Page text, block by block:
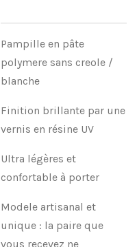
Pampille en pâte
polymere sans creole /
blanche
Finition brillante par une
vernis en résine UV
Ultra légères et
confortable à porter
Modele artisanal et
unique : la paire que
vous recevez ne